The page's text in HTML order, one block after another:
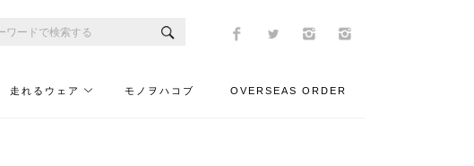
走れるウェア モノヲハコブ OVERSEAS ORDER